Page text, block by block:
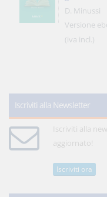
D. Minussi
Versione
(iva incl.)
Iscriviti alla Newsletter
Iscriviti alla
aggiornato!
Iscriviti ora